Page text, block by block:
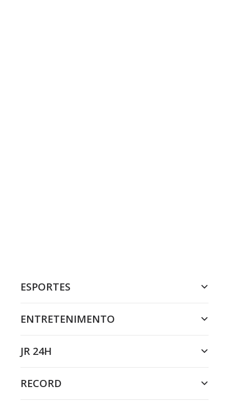
ESPORTES
ENTRETENIMENTO
JR 24H
RECORD